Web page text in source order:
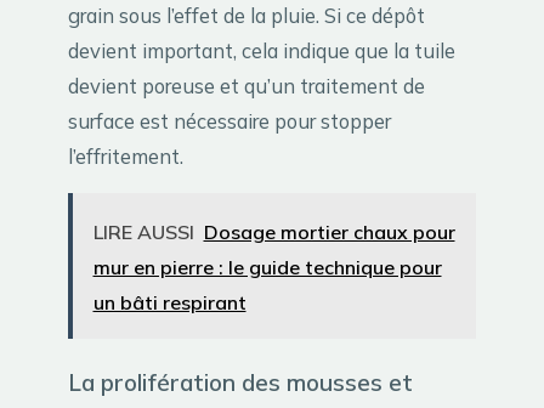
grain sous l’effet de la pluie. Si ce dépôt
devient important, cela indique que la tuile
devient poreuse et qu’un traitement de
surface est nécessaire pour stopper
l’effritement.
LIRE AUSSI Dosage mortier chaux pour
mur en pierre : le guide technique pour
un bâti respirant
La prolifération des mousses et